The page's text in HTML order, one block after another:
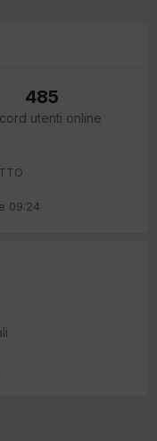
485
utenti online
09:24